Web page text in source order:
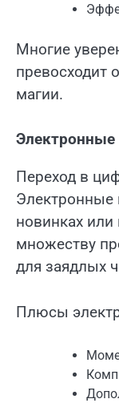
Многие
превосходит
магии.
Электронные
Переход в
Электронные
новинках
множеству
для заядлых
Плюсы